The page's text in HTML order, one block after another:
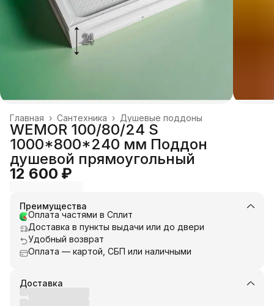
Душевые поддоны
Сантехника ›
Главная ›
WEMOR 100/80/24 S
1000*800*240 мм Поддон
душевой прямоугольный
12 600 ₽
Преимущества
Оплата частями в Сплит
Доставка в пункты выдачи или до двери
Удобный возврат
Оплата — картой, СБП или наличными
Доставка